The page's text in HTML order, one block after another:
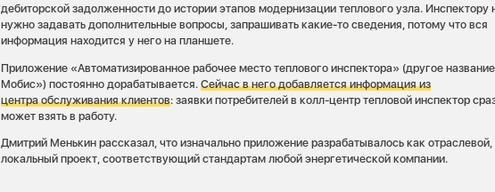
дебиторской задолженности до истории этапов модернизации теплового узла. Инспектору
нужно задавать дополнительные вопросы, запрашивать какие-то сведения, потому что вся
информация находится у него на планшете.
Приложение «Автоматизированное рабочее место теплового инспектора» (другое
Мобис») постоянно дорабатывается.Сейчас в него добавляется информация из
центра обслуживания клиентов: заявки потребителей в колл-центр тепловой инспектор
может взять в работу.
Дмитрий Менькин рассказал, что изначально приложение разрабатывалось как отраслевой,
локальный проект, соответствующий стандартам любой энергетической компании.